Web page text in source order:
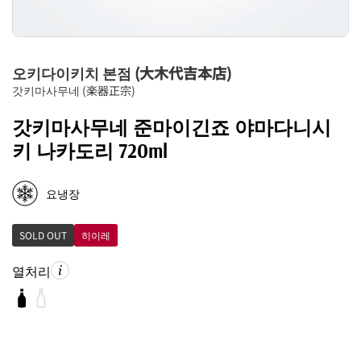
오키다이키치 본점 (大木代吉本店)
갓키마사무네 (楽器正宗)
갓키마사무네 준마이긴죠 야마다니시
키 나카도리 720ml
요냉장
SOLD OUT 히이레
열처리